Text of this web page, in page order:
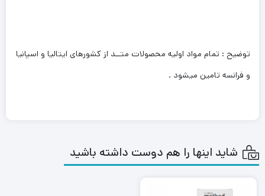
توضیح : تمام مواد اولیه محصولات متــد از کشورهای ایتالیا و اسپانیا
و فرانسه تامین میشود .
شاید اینها را هم دوست داشته باشید